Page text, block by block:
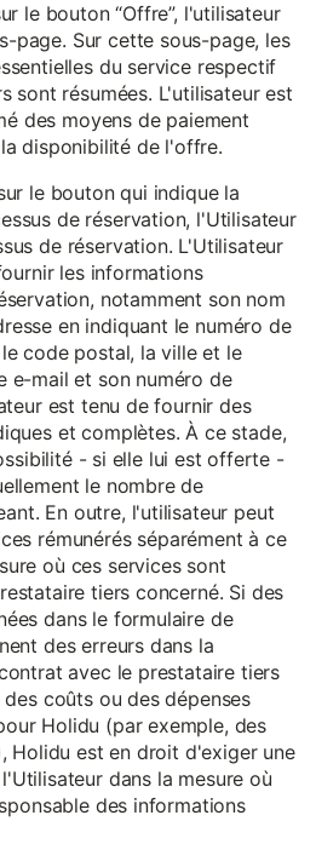
le bouton “Offre”, l'utilisateur
page. Sur cette sous-page, les
du service respectif
sont résumées. L'utilisateur est
des moyens de paiement
disponibilité de l'offre.
le bouton qui indique la
de réservation, l'Utilisateur
de réservation. L'Utilisateur
les informations
notamment son nom
en indiquant le numéro de
code postal, la ville et le
e-mail et son numéro de
est tenu de fournir des
et complètes. À ce stade,
- si elle lui est offerte -
le nombre de
En outre, l'utilisateur peut
rémunérés séparément à ce
où ces services sont
tiers concerné. Si des
dans le formulaire de
des erreurs dans la
avec le prestataire tiers
coûts ou des dépenses
Holidu (par exemple, des
Holidu est en droit d'exiger une
dans la mesure où
des informations